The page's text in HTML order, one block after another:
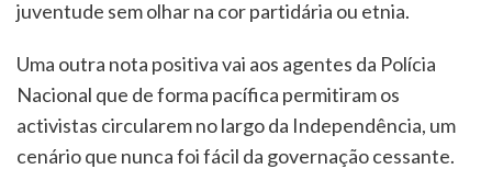
juventude sem olhar na cor partidária ou etnia.
Uma outra nota positiva vai aos agentes da Polícia
Nacional que de forma pacífica permitiram os
activistas circularem no largo da Independência, um
cenário que nunca foi fácil da governação cessante.